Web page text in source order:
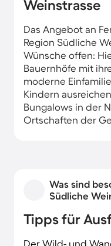
Weinstrasse
Das Angebot an
Region Südliche
Wünsche offen:
Bauernhöfe mit
moderne
Kindern
Bungalows in der
Ortschaften der
Was sind
Südliche
Tipps für
Der Wild- und